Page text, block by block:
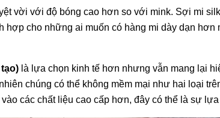
vời với độ bóng cao hơn so với mink. Sợi mi
cho những ai muốn có hàng mi dày dạn hơn
là lựa chọn kinh tế hơn nhưng vẫn mang lại
chúng có thể không mềm mại như hai loại
các chất liệu cao cấp hơn, đây có thể là sự